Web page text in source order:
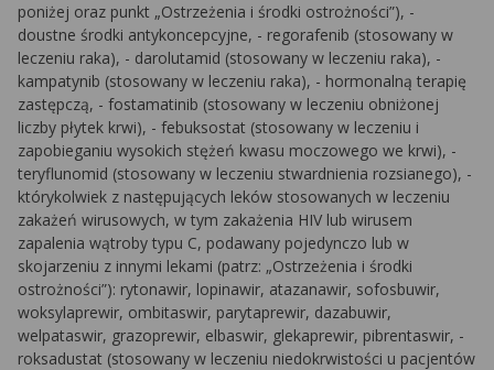
poniżej oraz punkt „Ostrzeżenia i środki ostrożności”), -
doustne środki antykoncepcyjne, - regorafenib (stosowany w
leczeniu raka), - darolutamid (stosowany w leczeniu raka), -
kampatynib (stosowany w leczeniu raka), - hormonalną terapię
zastępczą, - fostamatinib (stosowany w leczeniu obniżonej
liczby płytek krwi), - febuksostat (stosowany w leczeniu i
zapobieganiu wysokich stężeń kwasu moczowego we krwi), -
teryflunomid (stosowany w leczeniu stwardnienia rozsianego), -
którykolwiek z następujących leków stosowanych w leczeniu
zakażeń wirusowych, w tym zakażenia HIV lub wirusem
zapalenia wątroby typu C, podawany pojedynczo lub w
skojarzeniu z innymi lekami (patrz: „Ostrzeżenia i środki
ostrożności”): rytonawir, lopinawir, atazanawir, sofosbuwir,
woksylaprewir, ombitaswir, parytaprewir, dazabuwir,
welpataswir, grazoprewir, elbaswir, glekaprewir, pibrentaswir, -
roksadustat (stosowany w leczeniu niedokrwistości u pacjentów